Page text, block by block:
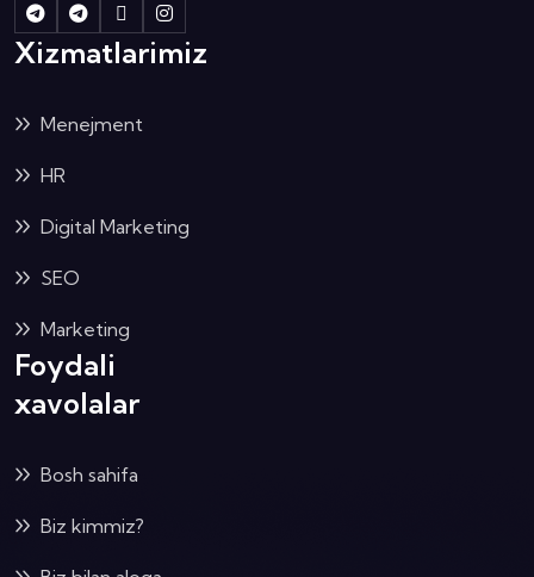
Xizmatlarimiz
Menejment
HR
Digital Marketing
SEO
Marketing
Foydali
xavolalar
Bosh sahifa
Biz kimmiz?